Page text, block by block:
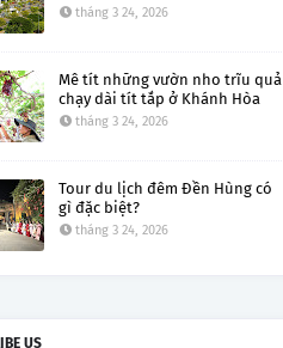
tháng 3 24, 2026
Mê tít những vườn nho trĩu quả
chạy dài tít tắp ở Khánh Hòa
tháng 3 24, 2026
Tour du lịch đêm Đền Hùng có
gì đặc biệt?
tháng 3 24, 2026
US